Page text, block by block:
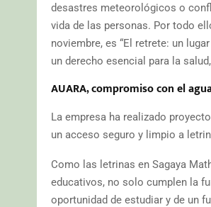
desastres meteorológicos o
vida de las personas. Por todo
noviembre, es “El retrete: un
un derecho esencial para la
AUARA, compromiso con el
La empresa ha realizado
un acceso seguro y limpio a
Como las letrinas en Sagaya
educativos, no solo cumplen la
oportunidad de estudiar y de un